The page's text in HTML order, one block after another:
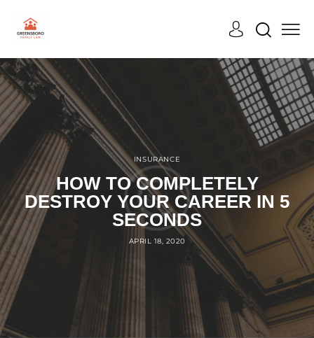
INSURANCE
HOW TO COMPLETELY
DESTROY YOUR CAREER IN 5
SECONDS
APRIL 18, 2020